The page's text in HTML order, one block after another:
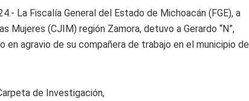
La Fiscalía General del Estado de Michoacán (FGE), a
(CJIM) región Zamora, detuvo a Gerardo “N”,
agravio de su compañera de trabajo en el municipio de
de Investigación,